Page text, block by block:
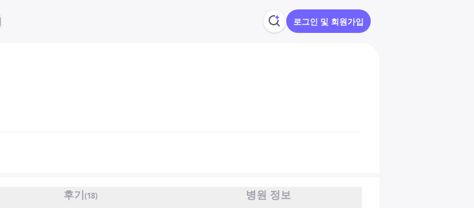
로그인 및 회원가입
후기(18) 병원 정보